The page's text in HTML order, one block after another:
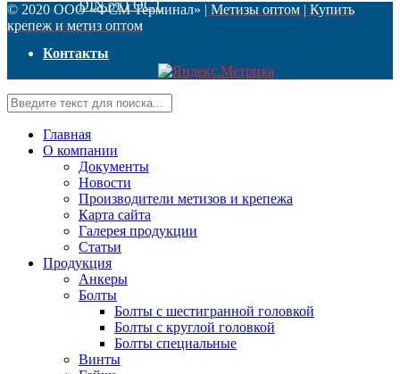
DIN от ГОСТ
Контакты
© 2020 ООО «ФСМ Терминал» | Метизы оптом | Купить
крепеж и метиз оптом
Главная
О компании
Документы
Новости
Производители метизов и крепежа
Карта сайта
Галерея продукции
Статьи
Продукция
Анкеры
Болты
Болты с шестигранной головкой
Болты с круглой головкой
Болты специальные
Винты